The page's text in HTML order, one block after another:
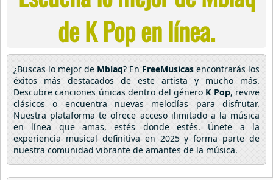
REGGAETON BALADAS ALTERNATIVO
ELECTRÓNICA CUMBIAS
de K Pop en línea.
¿Buscas lo mejor de Mblaq? En FreeMusicas encontrarás los
éxitos más destacados de este artista y mucho más.
Descubre canciones únicas dentro del género K Pop, revive
clásicos o encuentra nuevas melodías para disfrutar.
Nuestra plataforma te ofrece acceso ilimitado a la música
en línea que amas, estés donde estés. Únete a la
experiencia musical definitiva en 2025 y forma parte de
nuestra comunidad vibrante de amantes de la música.